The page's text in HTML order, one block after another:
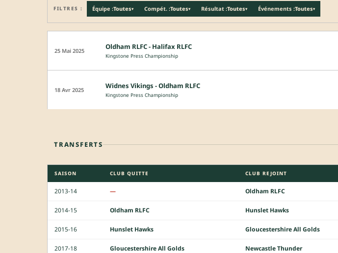
FILTRES : Équipe :Toutes▾ Compét. :Toutes▾ Résultat :Toutes▾ Événements :Toutes▾
25 Mai 2025 Oldham RLFC - Halifax RLFC
Kingstone Press Championship
18 Avr 2025 Widnes Vikings - Oldham RLFC
Kingstone Press Championship
TRANSFERTS
SAISON CLUB QUITTE CLUB REJOINT
2013-14 — Oldham RLFC
2014-15 Oldham RLFC Hunslet Hawks
2015-16 Hunslet Hawks Gloucestershire All Golds
2017-18 Gloucestershire All Golds Newcastle Thunder